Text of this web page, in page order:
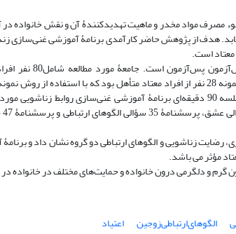
مصرف مواد مخدر و ماهیت تهدید‌کنندۀ آن و نقش خانواده
هدف از پژوهش حاضر کارآمدی برنامۀ آموزشی غنی‌سازی
است.
روش بررسی: این
نیکوسلامت شهرستان قروه در سال 1397 بود. حجم نمونه 28 نفر از افراد معتاد
آزمایش و کنترل تقسیم شدند. گروه آزمایش در 9 جلسه 90 دقیقه‌ای برنامۀ
رضایت زناشویی و الگوهای ارتباطی دو گروه نشان داد و
مؤثر می باشد.
گرم و دلگرمی درون خانواده و حمایت‌های مختلف در
الگوهای‌ارتباطی‌زوجین اعتیاد